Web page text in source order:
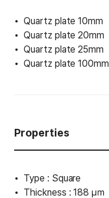
Quartz plate 10mm
Quartz plate 20mm
Quartz plate 25mm
Quartz plate 100mm
Properties
Type : Square
Thickness : 188 ㎛